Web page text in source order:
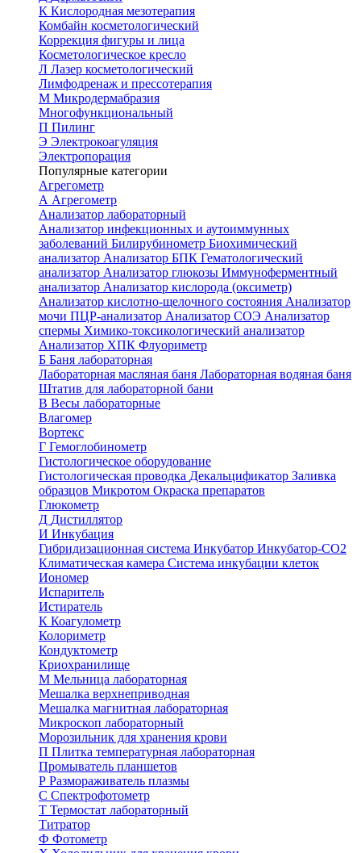
К Кислородная мезотерапия
Комбайн косметологический
Коррекция фигуры и лица
Косметологическое кресло
Л Лазер косметологический
Лимфодренаж и прессотерапия
М Микродермабразия
Многофункциональный
П Пилинг
Э Электрокоагуляция
Электропорация
Популярные категории
Агрегометр
А Агрегометр
Анализатор лабораторный
Анализатор инфекционных и аутоиммунных
заболеваний Билирубинометр Биохимический
анализатор Анализатор БПК Гематологический
анализатор Анализатор глюкозы Иммуноферментный
анализатор Анализатор кислорода (оксиметр)
Анализатор кислотно-щелочного состояния Анализатор
мочи ПЦР-анализатор Анализатор СОЭ Анализатор
спермы Химико-токсикологический анализатор
Анализатор ХПК Флуориметр
Б Баня лабораторная
Лабораторная масляная баня Лабораторная водяная баня
Штатив для лабораторной бани
В Весы лабораторные
Влагомер
Вортекс
Г Гемоглобинометр
Гистологическое оборудование
Гистологическая проводка Декальцификатор Заливка
образцов Микротом Окраска препаратов
Глюкометр
Д Дистиллятор
И Инкубация
Гибридизационная система Инкубатор Инкубатор-СО2
Климатическая камера Система инкубации клеток
Иономер
Испаритель
Истиратель
К Коагулометр
Колориметр
Кондуктометр
Криохранилище
М Мельница лабораторная
Мешалка верхнеприводная
Мешалка магнитная лабораторная
Микроскоп лабораторный
Морозильник для хранения крови
П Плитка температурная лабораторная
Промыватель планшетов
Р Размораживатель плазмы
С Спектрофотометр
Т Термостат лабораторный
Титратор
Ф Фотометр